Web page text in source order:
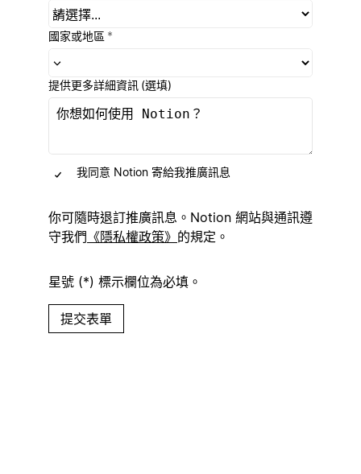
國家或地區 *
提供更多詳細資訊 (選填)
我同意 Notion 寄給我推廣訊息
(選填)
你可隨時退訂推廣訊息。Notion 網站與通訊遵
守我們 《隱私權政策》 的規定。
星號 (*) 標示欄位為必填。
提交表單